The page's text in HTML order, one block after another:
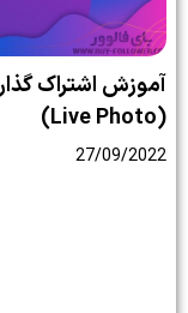
آموزش اشتراک
(Live Photo)
27/09/2022